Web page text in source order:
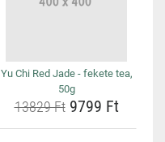
Yu Chi Red Jade - fekete tea,
50g
13829 Ft9799 Ft